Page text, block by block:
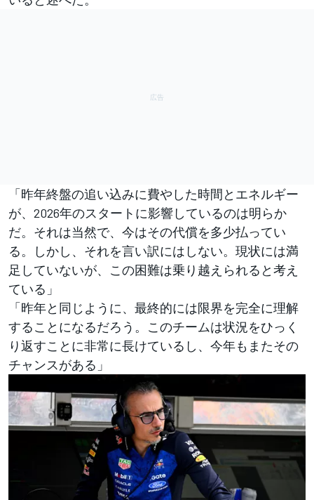
「昨年終盤の追い込みに費やした時間とエネルギー
が、2026年のスタートに影響しているのは明らか
だ。それは当然で、今はその代償を多少払ってい
る。しかし、それを言い訳にはしない。現状には満
足していないが、この困難は乗り越えられると考え
ている」
「昨年と同じように、最終的には限界を完全に理解
することになるだろう。このチームは状況をひっく
り返すことに非常に長けているし、今年もまたその
チャンスがある」